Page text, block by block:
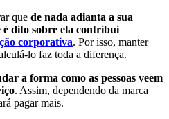
que de nada adianta a sua
é dito sobre ela contribui
corporativa. Por isso, manter
lo faz toda a diferença.
a forma como as pessoas veem
. Assim, dependendo da marca
pagar mais.